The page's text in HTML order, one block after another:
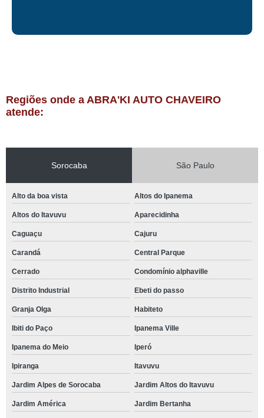
Regiões onde a ABRA'KI AUTO CHAVEIRO
atende:
Sorocaba São Paulo
Alto da boa vista Altos do Ipanema
Altos do Itavuvu Aparecidinha
Caguaçu Cajuru
Carandá Central Parque
Cerrado Condomínio alphaville
Distrito Industrial Ebeti do passo
Granja Olga Habiteto
Ibiti do Paço Ipanema Ville
Ipanema do Meio Iperó
Ipiranga Itavuvu
Jardim Alpes de Sorocaba Jardim Altos do Itavuvu
Jardim América Jardim Bertanha